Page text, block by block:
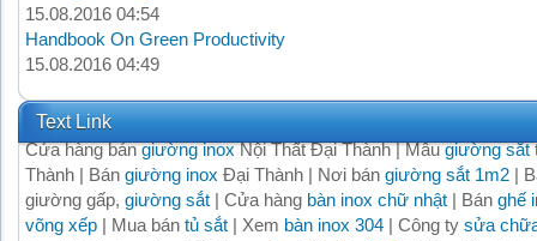
15.08.2016 04:54
Handbook On Green Productivity
15.08.2016 04:49
Text Link
Cửa hàng bángiường inoxNội Thất Đại Thành | Mẫugiường sắt
Thành | Bán giường inox Đại Thành | Nơi bán giường sắt 1m2 |
giường gấp, giường sắt | Cửa hàng bàn inox chữ nhật | Bán ghế
võng xếp | Mua bán tủ sắt | Xem bàn inox 304 | Công ty sửa